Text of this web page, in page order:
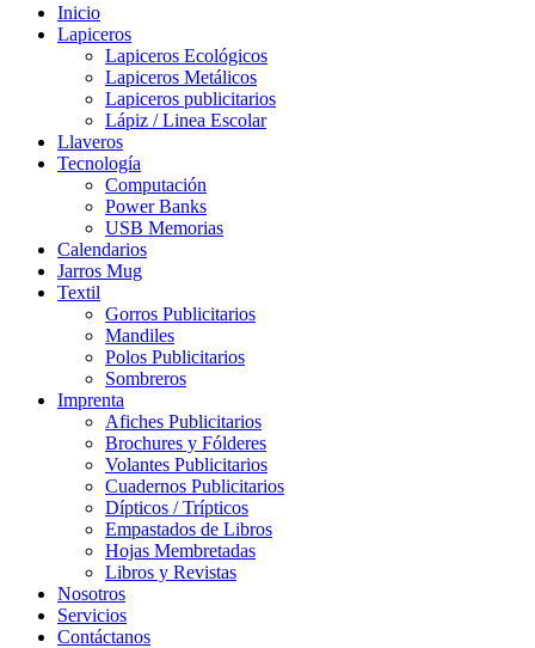
Inicio
Lapiceros
Lapiceros Ecológicos
Lapiceros Metálicos
Lapiceros publicitarios
Lápiz / Linea Escolar
Llaveros
Tecnología
Computación
Power Banks
USB Memorias
Calendarios
Jarros Mug
Textil
Gorros Publicitarios
Mandiles
Polos Publicitarios
Sombreros
Imprenta
Afiches Publicitarios
Brochures y Fólderes
Volantes Publicitarios
Cuadernos Publicitarios
Dípticos / Trípticos
Empastados de Libros
Hojas Membretadas
Libros y Revistas
Nosotros
Servicios
Contáctanos